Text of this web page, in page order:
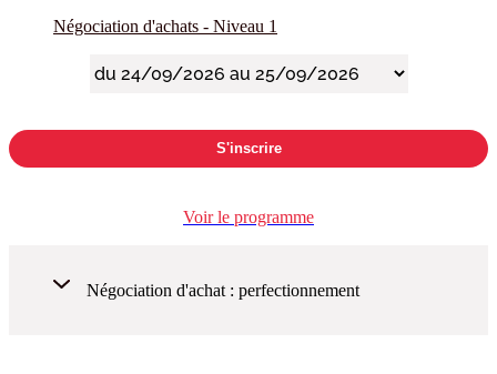
Négociation d'achats - Niveau 1
S'inscrire
Voir le programme
Négociation d'achat : perfectionnement